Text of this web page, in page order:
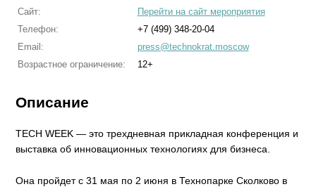
Сайт:
Перейти на сайт мероприятия
Телефон:
+7 (499) 348-20-04
Email:
press@technokrat.moscow
Возрастное ограничение:
12+
Описание
TECH WEEK — это трехдневная прикладная конференция и
выставка об инновационных технологиях для бизнеса.
Она пройдет с 31 мая по 2 июня в Технопарке Сколково в